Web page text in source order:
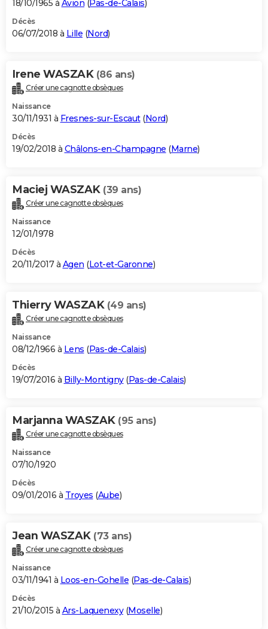
18/10/1965 à Avion (Pas-de-Calais)
Décès
06/07/2018 à Lille (Nord)
Irene WASZAK (86 ans)
Créer une cagnotte obsèques
Naissance
30/11/1931 à Fresnes-sur-Escaut(Nord)
Décès
19/02/2018 à Châlons-en-Champagne (Marne)
Maciej WASZAK (39 ans)
Créer une cagnotte obsèques
Naissance
12/01/1978
Décès
20/11/2017 à Agen (Lot-et-Garonne)
Thierry WASZAK (49 ans)
Créer une cagnotte obsèques
Naissance
08/12/1966 à Lens (Pas-de-Calais)
Décès
19/07/2016 à Billy-Montigny(Pas-de-Calais)
Marjanna WASZAK (95 ans)
Créer une cagnotte obsèques
Naissance
07/10/1920
Décès
09/01/2016 à Troyes (Aube)
Jean WASZAK (73 ans)
Créer une cagnotte obsèques
Naissance
03/11/1941 à Loos-en-Gohelle (Pas-de-Calais)
Décès
21/10/2015 à Ars-Laquenexy(Moselle)